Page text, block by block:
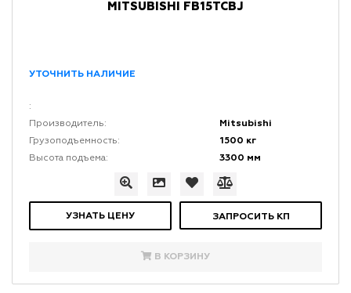
MITSUBISHI FB15TCBJ
УТОЧНИТЬ НАЛИЧИЕ
:
Производитель:
Mitsubishi
Грузоподъемность: 1500 кг
Высота подъема: 3300 мм
УЗНАТЬ ЦЕНУ ЗАПРОСИТЬ КП
В КОРЗИНУ